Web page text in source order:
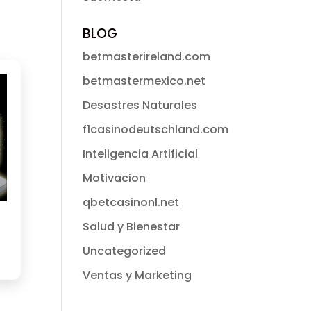
BLOG
betmasterireland.com
betmastermexico.net
Desastres Naturales
f1casinodeutschland.com
Inteligencia Artificial
Motivacion
qbetcasinonl.net
Salud y Bienestar
Uncategorized
Ventas y Marketing